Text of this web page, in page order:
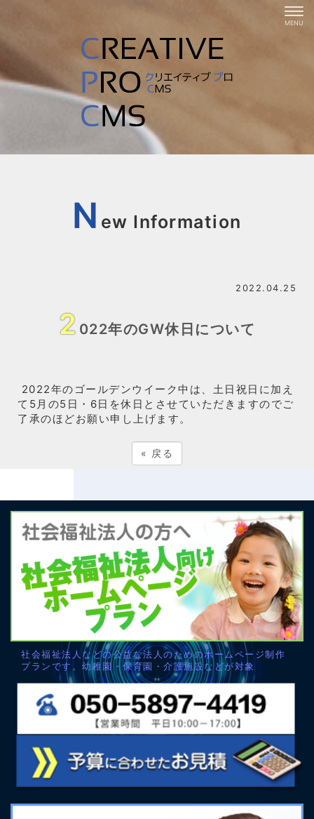
N ew Information
2022.04.25
2 022年のGW休日について
2022年のゴールデンウイーク中は、土日祝日に加え
て5月の5日・6日を休日とさせていただきますのでご
了承のほどお願い申し上げます。
« 戻る
社会福祉法人などの公益な法人のためのホームページ制作
プランです。幼稚園・保育園・介護施設などが対象